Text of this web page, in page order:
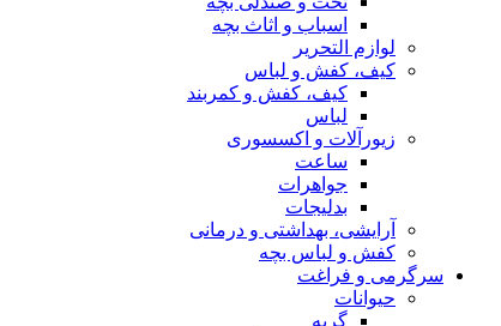
اسباب و اثاث بچه
لوازم التحریر
کیف، کفش و لباس
کیف، کفش و کمربند
لباس
زیورآلات و اکسسوری
ساعت
جواهرات
بدلیجات
آرایشی، بهداشتی و درمانی
کفش و لباس بچه
سرگرمی و فراغت
حیوانات
گربه